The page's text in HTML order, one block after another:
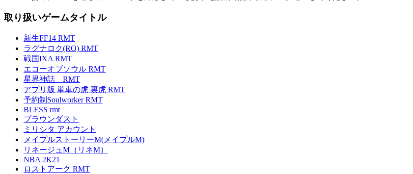
取り扱いゲームタイトル
新生FF14 RMT
ラグナロク(RO) RMT
戦国IXA RMT
エコーオブソウル RMT
星界神話 RMT
アプリ版 単車の虎 裏虎 RMT
予約制Soulworker RMT
BLESS rmt
ブラウンダスト
ミリシタ アカウント
メイプルストーリーM(メイプルM)
リネージュM（リネM）
NBA 2K21
ロストアーク RMT